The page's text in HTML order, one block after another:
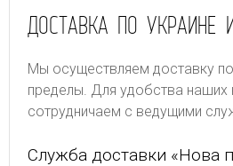
ДОСТАВКА ПО УКРАИНЕ
Мы осуществляем доставку
пределы. Для удобства наших
сотрудничаем с ведущими
Служба доставки «Нова